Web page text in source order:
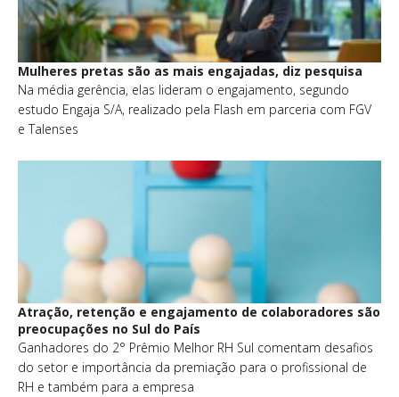
Mulheres pretas são as mais engajadas, diz pesquisa
Na média gerência, elas lideram o engajamento, segundo
estudo Engaja S/A, realizado pela Flash em parceria com FGV
e Talenses
Atração, retenção e engajamento de colaboradores são
preocupações no Sul do País
Ganhadores do 2° Prêmio Melhor RH Sul comentam desafios
do setor e importância da premiação para o profissional de
RH e também para a empresa